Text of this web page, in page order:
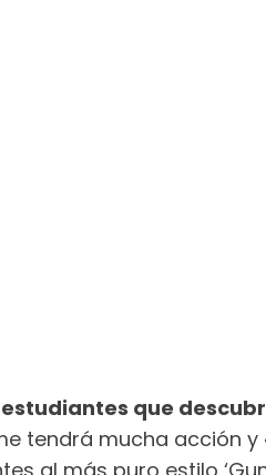
estudiantes que
tendrá mucha acción